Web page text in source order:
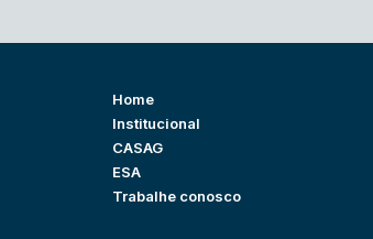
Home
Institucional
CASAG
ESA
Trabalhe conosco